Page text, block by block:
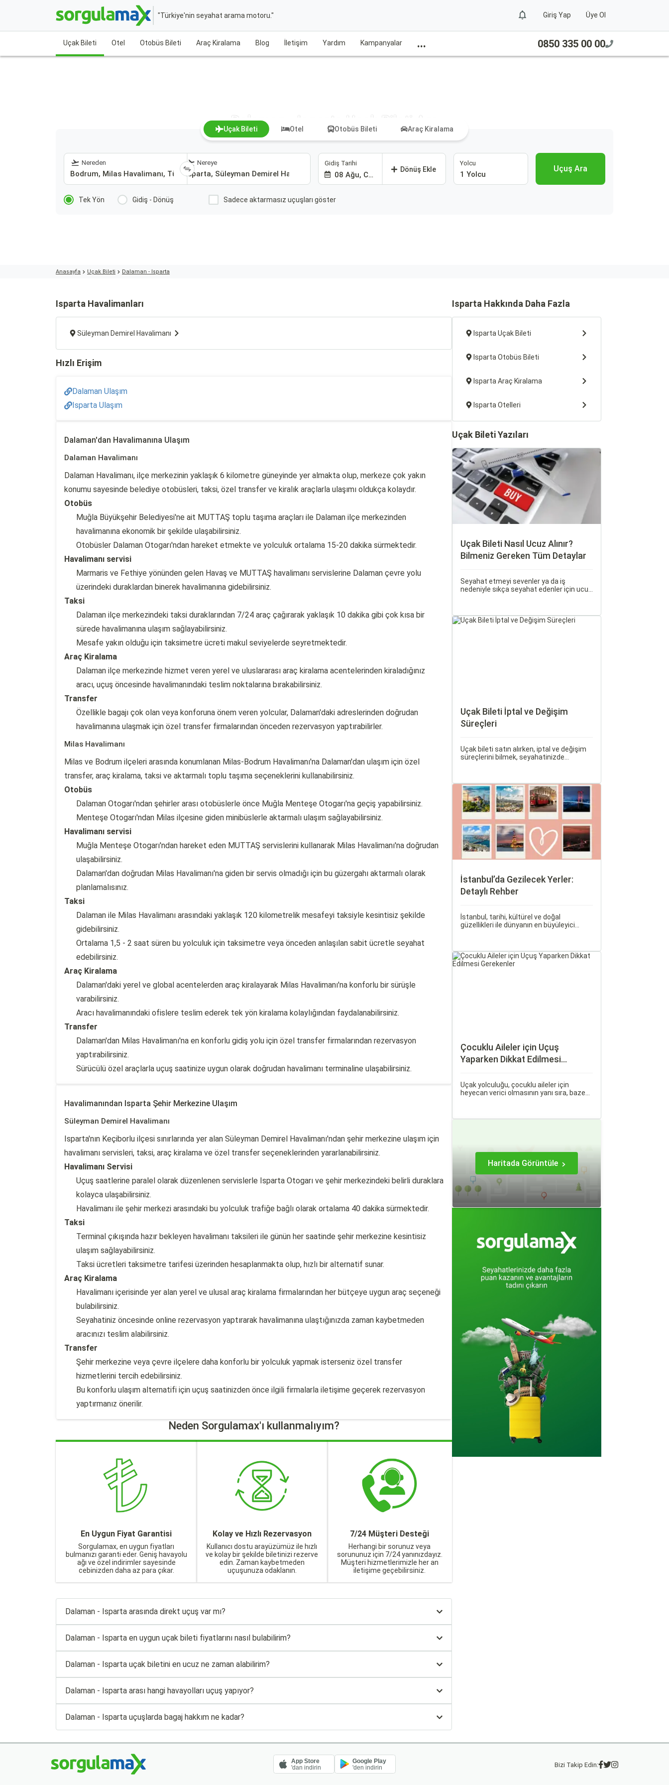
"Türkiye'nin seyahat arama motoru." Giriş Yap Üye Ol
Uçak Bileti Otel Otobüs Bileti Araç Kiralama Blog İletişim Yardım Kampanyalar ... 0850 335 00 00
Dalaman - Isparta Uçak Bileti Ara
Uçak Bileti Otel Otobüs Bileti Araç Kiralama
Nereden Nereye Gidiş Tarihi
08 Ağu, Cmt
Dönüş Ekle
Yolcu
1 Yolcu
Uçuş Ara
Tek Yön Gidiş - Dönüş Sadece aktarmasız uçuşları göster
Anasayfa Uçak Bileti Dalaman - Isparta
Isparta Havalimanları
Süleyman Demirel Havalimanı
Hızlı Erişim
Dalaman Ulaşım
Isparta Ulaşım
Dalaman'dan Havalimanına Ulaşım
Dalaman Havalimanı
Dalaman Havalimanı, ilçe merkezinin yaklaşık 6 kilometre güneyinde yer almakta olup, merkeze çok yakın
konumu sayesinde belediye otobüsleri, taksi, özel transfer ve kiralık araçlarla ulaşımı oldukça kolaydır.
Otobüs
Muğla Büyükşehir Belediyesi'ne ait MUTTAŞ toplu taşıma araçları ile Dalaman ilçe merkezinden
havalimanına ekonomik bir şekilde ulaşabilirsiniz.
Otobüsler Dalaman Otogarı'ndan hareket etmekte ve yolculuk ortalama 15-20 dakika sürmektedir.
Havalimanı servisi
Marmaris ve Fethiye yönünden gelen Havaş ve MUTTAŞ havalimanı servislerine Dalaman çevre yolu
üzerindeki duraklardan binerek havalimanına gidebilirsiniz.
Taksi
Dalaman ilçe merkezindeki taksi duraklarından 7/24 araç çağırarak yaklaşık 10 dakika gibi çok kısa bir
sürede havalimanına ulaşım sağlayabilirsiniz.
Mesafe yakın olduğu için taksimetre ücreti makul seviyelerde seyretmektedir.
Araç Kiralama
Dalaman ilçe merkezinde hizmet veren yerel ve uluslararası araç kiralama acentelerinden kiraladığınız
aracı, uçuş öncesinde havalimanındaki teslim noktalarına bırakabilirsiniz.
Transfer
Özellikle bagajı çok olan veya konforuna önem veren yolcular, Dalaman'daki adreslerinden doğrudan
havalimanına ulaşmak için özel transfer firmalarından önceden rezervasyon yaptırabilirler.
Milas Havalimanı
Milas ve Bodrum ilçeleri arasında konumlanan Milas-Bodrum Havalimanı'na Dalaman'dan ulaşım için özel
transfer, araç kiralama, taksi ve aktarmalı toplu taşıma seçeneklerini kullanabilirsiniz.
Otobüs
Dalaman Otogarı'ndan şehirler arası otobüslerle önce Muğla Menteşe Otogarı'na geçiş yapabilirsiniz.
Menteşe Otogarı'ndan Milas ilçesine giden minibüslerle aktarmalı ulaşım sağlayabilirsiniz.
Havalimanı servisi
Muğla Menteşe Otogarı'ndan hareket eden MUTTAŞ servislerini kullanarak Milas Havalimanı'na doğrudan
ulaşabilirsiniz.
Dalaman'dan doğrudan Milas Havalimanı'na giden bir servis olmadığı için bu güzergahı aktarmalı olarak
planlamalısınız.
Taksi
Dalaman ile Milas Havalimanı arasındaki yaklaşık 120 kilometrelik mesafeyi taksiyle kesintisiz şekilde
gidebilirsiniz.
Ortalama 1,5 - 2 saat süren bu yolculuk için taksimetre veya önceden anlaşılan sabit ücretle seyahat
edebilirsiniz.
Araç Kiralama
Dalaman'daki yerel ve global acentelerden araç kiralayarak Milas Havalimanı'na konforlu bir sürüşle
varabilirsiniz.
Aracı havalimanındaki ofislere teslim ederek tek yön kiralama kolaylığından faydalanabilirsiniz.
Transfer
Dalaman'dan Milas Havalimanı'na en konforlu gidiş yolu için özel transfer firmalarından rezervasyon
yaptırabilirsiniz.
Sürücülü özel araçlarla uçuş saatinize uygun olarak doğrudan havalimanı terminaline ulaşabilirsiniz.
Havalimanından Isparta Şehir Merkezine Ulaşım
Süleyman Demirel Havalimanı
Isparta'nın Keçiborlu ilçesi sınırlarında yer alan Süleyman Demirel Havalimanı'ndan şehir merkezine ulaşım için
havalimanı servisleri, taksi, araç kiralama ve özel transfer seçeneklerinden yararlanabilirsiniz.
Havalimanı Servisi
Uçuş saatlerine paralel olarak düzenlenen servislerle Isparta Otogarı ve şehir merkezindeki belirli duraklara
kolayca ulaşabilirsiniz.
Havalimanı ile şehir merkezi arasındaki bu yolculuk trafiğe bağlı olarak ortalama 40 dakika sürmektedir.
Taksi
Terminal çıkışında hazır bekleyen havalimanı taksileri ile günün her saatinde şehir merkezine kesintisiz
ulaşım sağlayabilirsiniz.
Taksi ücretleri taksimetre tarifesi üzerinden hesaplanmakta olup, hızlı bir alternatif sunar.
Araç Kiralama
Havalimanı içerisinde yer alan yerel ve ulusal araç kiralama firmalarından her bütçeye uygun araç seçeneği
bulabilirsiniz.
Seyahatiniz öncesinde online rezervasyon yaptırarak havalimanına ulaştığınızda zaman kaybetmeden
aracınızı teslim alabilirsiniz.
Transfer
Şehir merkezine veya çevre ilçelere daha konforlu bir yolculuk yapmak isterseniz özel transfer
hizmetlerini tercih edebilirsiniz.
Bu konforlu ulaşım alternatifi için uçuş saatinizden önce ilgili firmalarla iletişime geçerek rezervasyon
yaptırmanız önerilir.
Neden Sorgulamax'ı kullanmalıyım?
En Uygun Fiyat Garantisi
Sorgulamax, en uygun fiyatları
bulmanızı garanti eder. Geniş havayolu
ağı ve özel indirimler sayesinde
cebinizden daha az para çıkar.
Kolay ve Hızlı Rezervasyon
Kullanıcı dostu arayüzümüz ile hızlı
ve kolay bir şekilde biletinizi rezerve
edin. Zaman kaybetmeden
uçuşunuza odaklanın.
7/24 Müşteri Desteği
Herhangi bir sorunuz veya
sorununuz için 7/24 yanınızdayız.
Müşteri hizmetlerimizle her an
iletişime geçebilirsiniz.
Dalaman - Isparta arasında direkt uçuş var mı?
Dalaman - Isparta en uygun uçak bileti fiyatlarını nasıl bulabilirim?
Dalaman - Isparta uçak biletini en ucuz ne zaman alabilirim?
Dalaman - Isparta arası hangi havayolları uçuş yapıyor?
Dalaman - Isparta uçuşlarda bagaj hakkım ne kadar?
Isparta Hakkında Daha Fazla
Isparta Uçak Bileti
Isparta Otobüs Bileti
Isparta Araç Kiralama
Isparta Otelleri
Uçak Bileti Yazıları
Uçak Bileti Nasıl Ucuz Alınır?
Bilmeniz Gereken Tüm Detaylar
Seyahat etmeyi sevenler ya da iş
nedeniyle sıkça seyahat edenler için ucuz
zamanda ve doğru yöntemlerle uçak
Uçak Bileti İptal ve Değişim
Süreçleri
Uçak bileti satın alırken, iptal ve değişim
süreçlerini bilmek, seyahatinizde
nasıl işlediği, hangi durumlarda ücret
iadesi alabileceğiniz konularına
değineceğiz.
İstanbul’da Gezilecek Yerler:
Detaylı Rehber
İstanbul, tarihi, kültürel ve doğal
güzellikleri ile dünyanın en büyüleyici
içinde yaşamaktadır.
Çocuklu Aileler için Uçuş
Yaparken Dikkat Edilmesi
Uçak yolculuğu, çocuklu aileler için
heyecan verici olmasının yanı sıra, bazen
Haritada Görüntüle
App Store
'dan indirin
Google Play
'den indirin Bizi Takip Edin: